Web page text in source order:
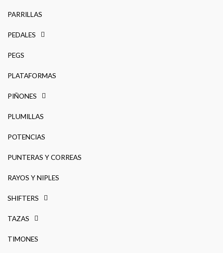
PARRILLAS
PEDALES
PEGS
PLATAFORMAS
PIÑONES
PLUMILLAS
POTENCIAS
PUNTERAS Y CORREAS
RAYOS Y NIPLES
SHIFTERS
TAZAS
TIMONES